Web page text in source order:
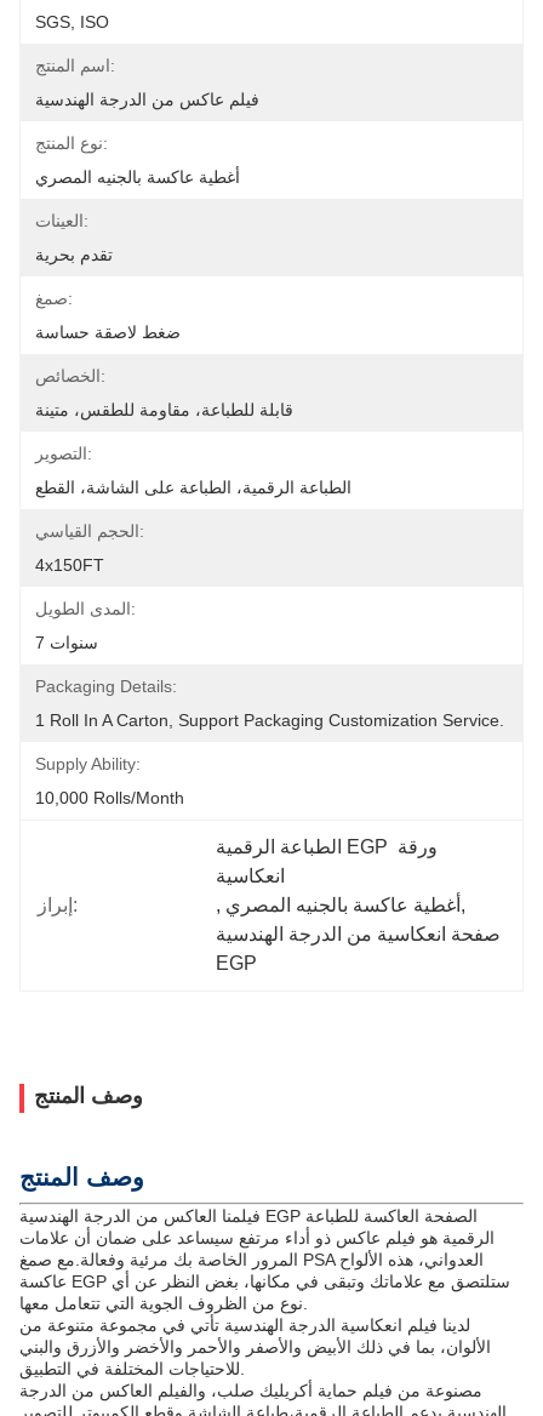
SGS, ISO
اسم المنتج:
فيلم عاكس من الدرجة الهندسية
نوع المنتج:
أغطية عاكسة بالجنيه المصري
العينات:
تقدم بحرية
صمغ:
ضغط لاصقة حساسة
الخصائص:
قابلة للطباعة، مقاومة للطقس، متينة
التصوير:
الطباعة الرقمية، الطباعة على الشاشة، القطع
الحجم القياسي:
4x150FT
المدى الطويل:
7 سنوات
Packaging Details:
1 Roll In A Carton, Support Packaging Customization Service.
Supply Ability:
10,000 Rolls/month
إبراز:
الطباعة الرقمية EGP ورقة
انعكاسية
, أغطية عاكسة بالجنيه المصري ,
صفحة انعكاسية من الدرجة الهندسية
EGP
وصف المنتج
وصف المنتج
فيلمنا العاكس من الدرجة الهندسية EGP الصفحة العاكسة للطباعة
الرقمية هو فيلم عاكس ذو أداء مرتفع سيساعد على ضمان أن علامات
المرور الخاصة بك مرئية وفعالة.مع صمغ PSA العدواني، هذه الألواح
عاكسة EGP ستلتصق مع علاماتك وتبقى في مكانها، بغض النظر عن أي
لدينا فيلم انعكاسية الدرجة الهندسية تأتي في مجموعة متنوعة من
الألوان، بما في ذلك الأبيض والأصفر والأحمر والأخضر والأزرق والبني
مصنوعة من فيلم حماية أكريليك صلب، والفيلم العاكس من الدرجة